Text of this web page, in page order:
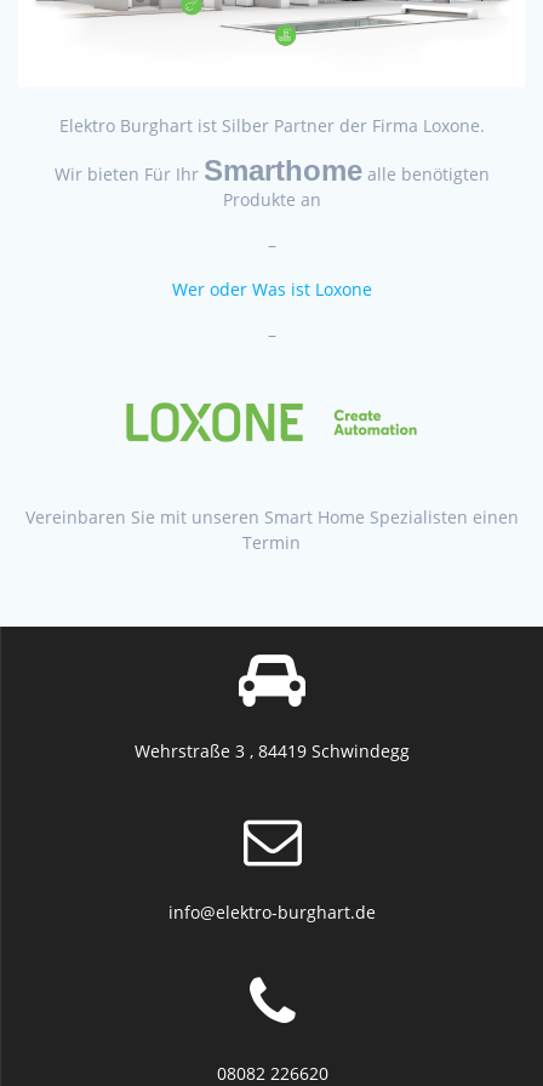
Elektro Burghart ist Silber Partner der Firma Loxone.
Wir bieten Für Ihr Smarthomealle benötigten
Produkte an
–
Wer oder Was ist Loxone
–
Vereinbaren Sie mit unseren Smart Home Spezialisten einen
Termin
Wehrstraße 3 , 84419 Schwindegg
info@elektro-burghart.de
08082 226620